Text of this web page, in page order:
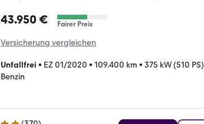
43.950 € Fairer Preis
Versicherung vergleichen
Unfallfrei • EZ 01/2020 • 109.400 km • 375 kW (510 PS)
Benzin